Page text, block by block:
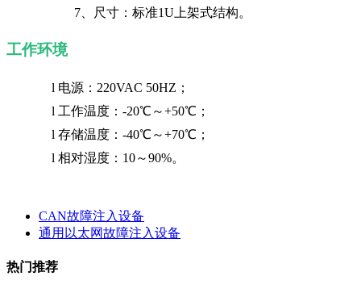
7、
尺寸：标准1U 上架式结构。
工作环境
l 电源： 220VAC 50HZ ；
l 工作温度： -20℃ ～+50℃ ；
l 存储温度： -40℃ ～+70℃ ；
l 相对湿度： 10～90%。
CAN故障注入设备
通用以太网故障注入设备
热门推荐